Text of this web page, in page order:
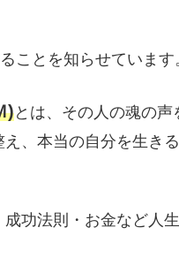
ことを知らせています
)とは、その人の魂の声
、本当の自分を生き
功法則・お金など人